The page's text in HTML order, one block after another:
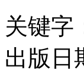
关键字
出版日